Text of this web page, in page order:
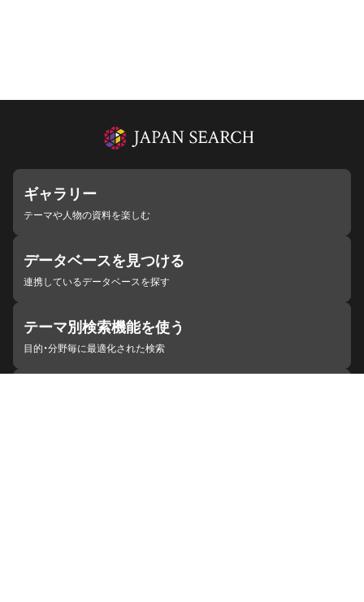
ギャラリー
テーマや人物の資料を楽しむ
データベースを見つける
連携しているデータベースを探す
テーマ別検索機能を使う
目的・分野毎に最適化された検索